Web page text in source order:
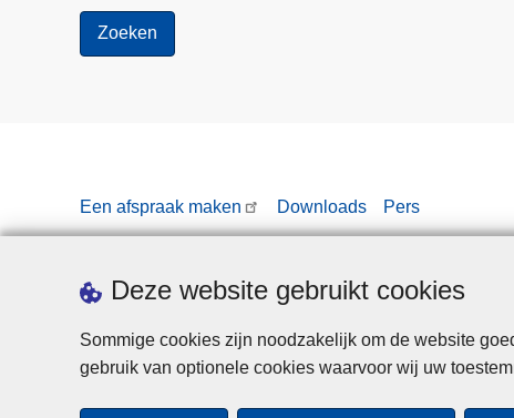
Deze website gebruikt cookies
Sommige cookies zijn noodzakelijk om de website
gebruik van optionele cookies waarvoor wij uw
Een afspraak maken Downloads Pers